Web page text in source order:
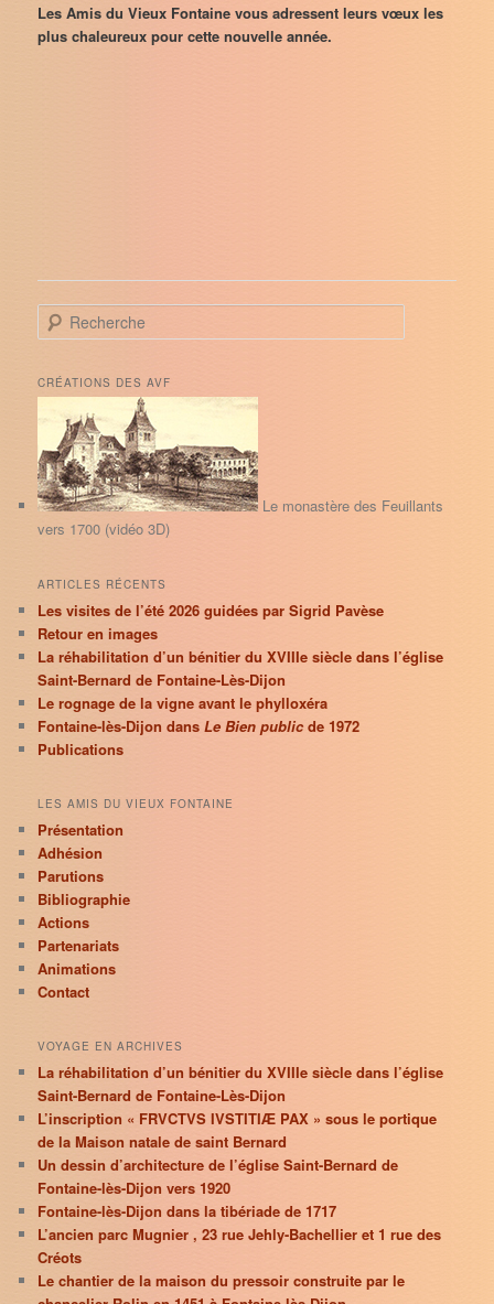
Les Amis du Vieux Fontaine vous adressent leurs vœux les
plus chaleureux pour cette nouvelle année.
e
h
e
r
h
e
CRÉATIONS DES AVF
Le monastère des Feuillants
vers 1700 (vidéo 3D)
ARTICLES RÉCENTS
Les visites de l’été 2026 guidées par Sigrid Pavèse
Retour en images
La réhabilitation d’un bénitier du XVIIIe siècle dans l’église
Saint-Bernard de Fontaine-Lès-Dijon
Le rognage de la vigne avant le phylloxéra
Fontaine-lès-Dijon dansLe Bien publicde 1972
Publications
LES AMIS DU VIEUX FONTAINE
Présentation
Adhésion
Parutions
Bibliographie
Actions
Partenariats
Animations
Contact
VOYAGE EN ARCHIVES
La réhabilitation d’un bénitier du XVIIIe siècle dans l’église
Saint-Bernard de Fontaine-Lès-Dijon
L’inscription « FRVCTVS IVSTITIÆ PAX » sous le portique
de la Maison natale de saint Bernard
Un dessin d’architecture de l’église Saint-Bernard de
Fontaine-lès-Dijon vers 1920
Fontaine-lès-Dijon dans la tibériade de 1717
L’ancien parc Mugnier , 23 rue Jehly-Bachellier et 1 rue des
Créots
Le chantier de la maison du pressoir construite par le